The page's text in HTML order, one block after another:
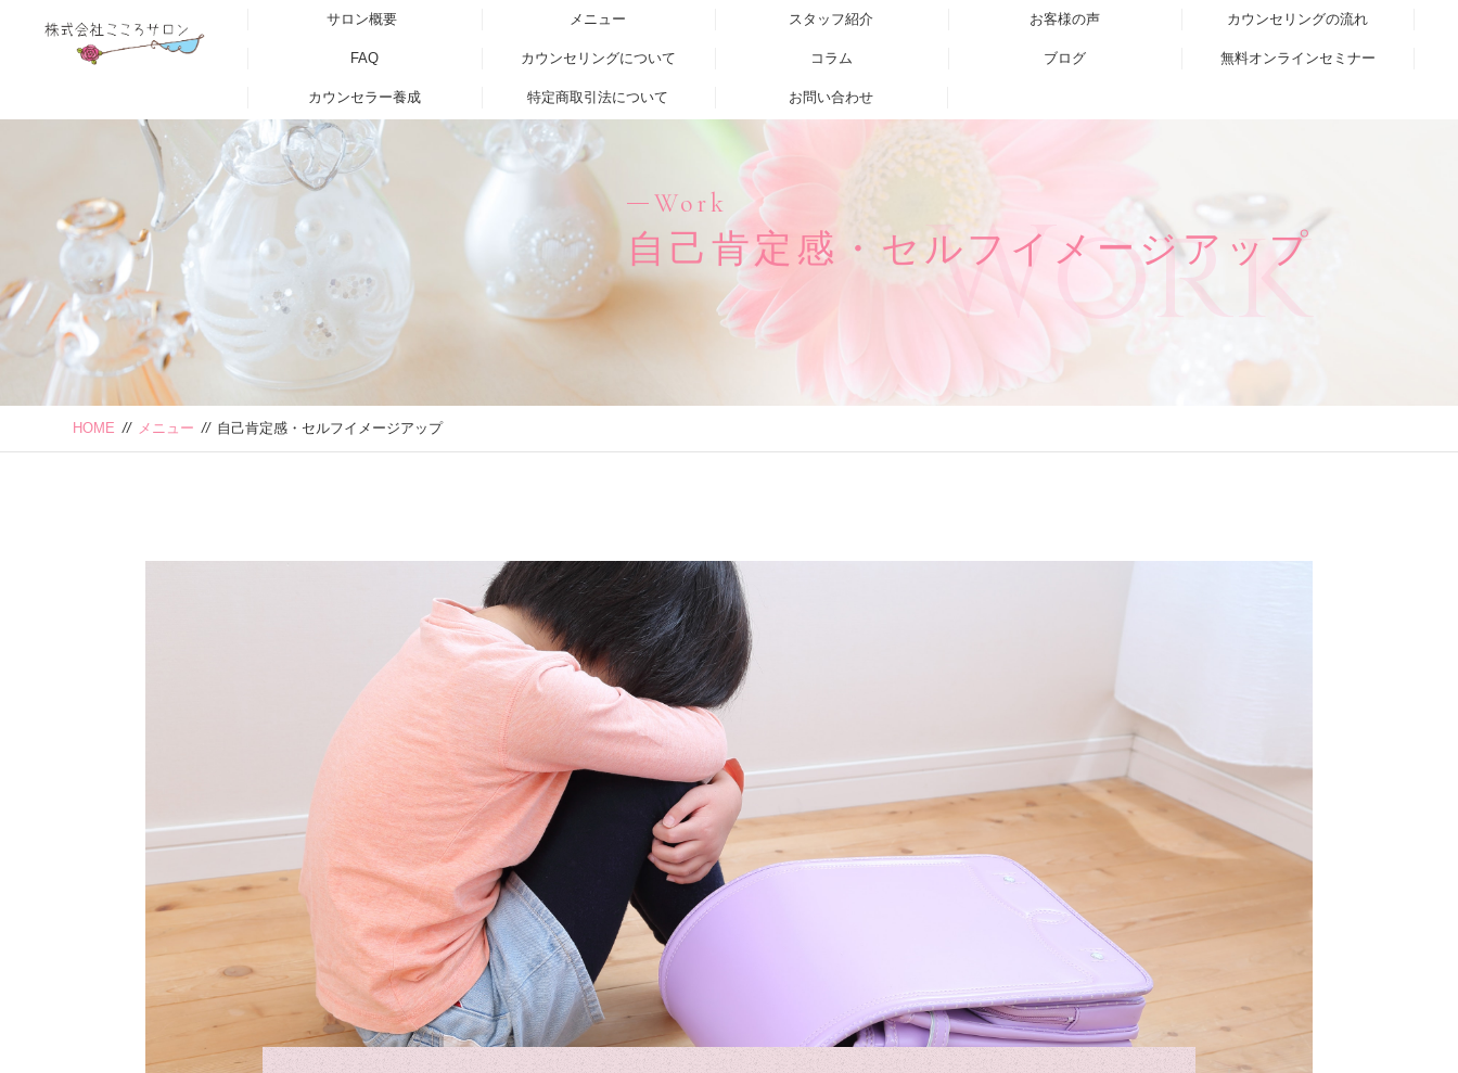
サロン概要 メニュー スタッフ紹介 お客様の声 カウンセリングの流れ
FAQ カウンセリングについて コラム ブログ 無料オンラインセミナー
カウンセラー養成 特定商取引法について お問い合わせ
Work
自己肯定感・セルフイメージアップ
Work
HOME // メニュー // 自己肯定感・セルフイメージアップ